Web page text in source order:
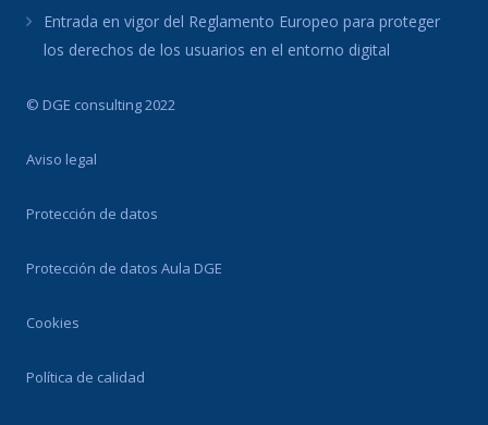
Entrada en vigor del Reglamento Europeo para proteger
los derechos de los usuarios en el entorno digital
© DGE consulting 2022
Aviso legal
Protección de datos
Protección de datos Aula DGE
Cookies
Política de calidad